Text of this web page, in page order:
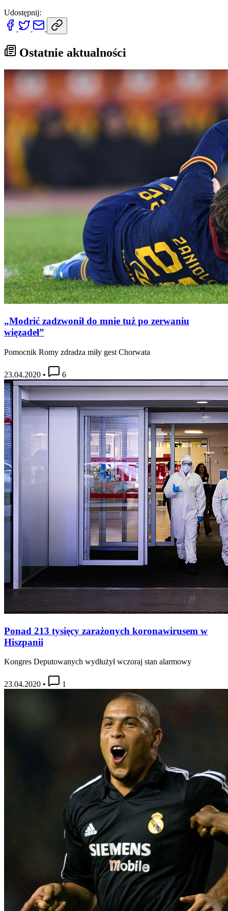
Udostępnij:
Ostatnie aktualności
„Modrić zadzwonił do mnie tuż po zerwaniu
więzadeł”
Pomocnik Romy zdradza miły gest Chorwata
23.04.2020 • 6
Ponad 213 tysięcy zarażonych koronawirusem w
Hiszpanii
Kongres Deputowanych wydłużył wczoraj stan alarmowy
23.04.2020 • 1